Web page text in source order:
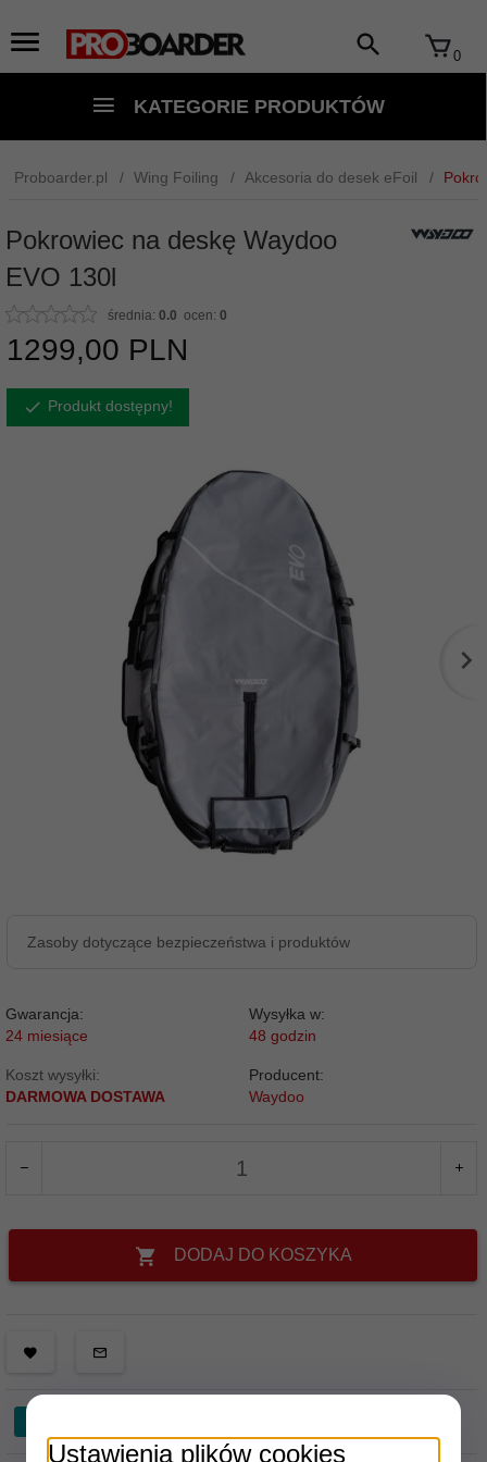
0
KATEGORIE PRODUKTÓW
Proboarder.pl Wing Foiling Akcesoria do desek eFoil
Pokrowiec na deskę Waydoo
EVO 130l
średnia: 0.0 ocen: 0
1299,00 PLN
Produkt dostępny!
Zasoby dotyczące bezpieczeństwa i produktów
Gwarancja:
24 miesiące
Wysyłka w:
48 godzin
Koszt wysyłki:
DARMOWA DOSTAWA
Producent:
Waydoo
DODAJ DO KOSZYKA
Ustawienia plików cookies